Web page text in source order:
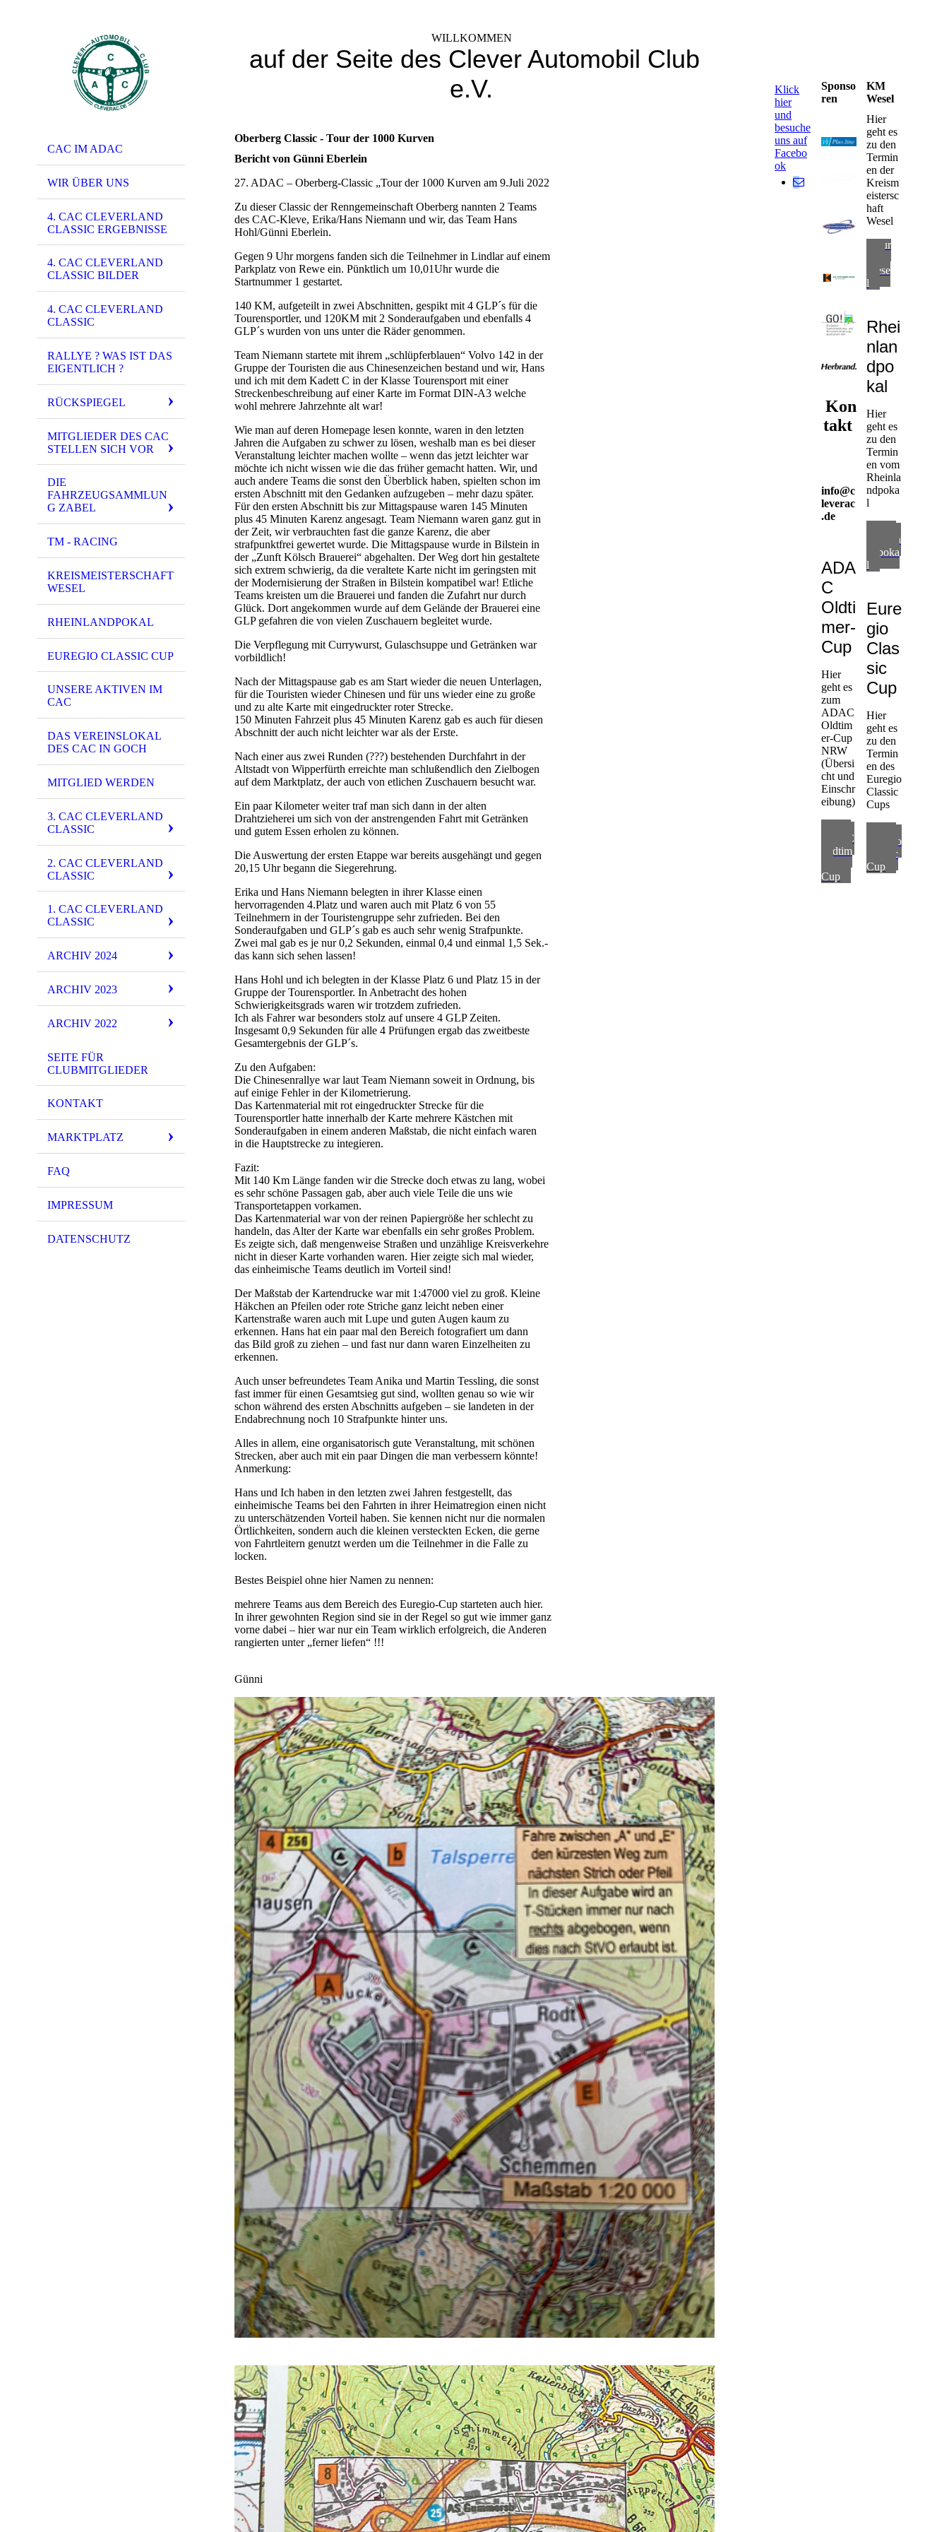
CAC IM ADAC
WIR ÜBER UNS
4. CAC CLEVERLAND
CLASSIC ERGEBNISSE
4. CAC CLEVERLAND
CLASSIC BILDER
4. CAC CLEVERLAND
CLASSIC
RALLYE ? WAS IST DAS
EIGENTLICH ?
RÜCKSPIEGEL
MITGLIEDER DES CAC
STELLEN SICH VOR
DIE
FAHRZEUGSAMMLUN
G ZABEL
TM - RACING
KREISMEISTERSCHAFT
WESEL
RHEINLANDPOKAL
EUREGIO CLASSIC CUP
UNSERE AKTIVEN IM
CAC
DAS VEREINSLOKAL
DES CAC IN GOCH
MITGLIED WERDEN
3. CAC CLEVERLAND
CLASSIC
2. CAC CLEVERLAND
CLASSIC
1. CAC CLEVERLAND
CLASSIC
ARCHIV 2024
ARCHIV 2023
ARCHIV 2022
SEITE FÜR
CLUBMITGLIEDER
KONTAKT
MARKTPLATZ
FAQ
IMPRESSUM
DATENSCHUTZ
WILLKOMMEN
auf der Seite des Clever Automobil Club
e.V.
Oberberg Classic - Tour der 1000 Kurven
Bericht von Günni Eberlein
27. ADAC – Oberberg-Classic „Tour der 1000 Kurven am 9.Juli 2022
Zu dieser Classic der Renngemeinschaft Oberberg nannten 2 Teams
des CAC-Kleve, Erika/Hans Niemann und wir, das Team Hans
Hohl/Günni Eberlein.
Gegen 9 Uhr morgens fanden sich die Teilnehmer in Lindlar auf einem
Parkplatz von Rewe ein. Pünktlich um 10,01Uhr wurde die
Startnummer 1 gestartet.
140 KM, aufgeteilt in zwei Abschnitten, gespikt mit 4 GLP´s für die
Tourensportler, und 120KM mit 2 Sonderaufgaben und ebenfalls 4
GLP´s wurden von uns unter die Räder genommen.
Team Niemann startete mit ihrem „schlüpferblauen“ Volvo 142 in der
Gruppe der Touristen die aus Chinesenzeichen bestand und wir, Hans
und ich mit dem Kadett C in der Klasse Tourensport mit einer
Streckenbeschreibung auf einer Karte im Format DIN-A3 welche
wohl mehrere Jahrzehnte alt war!
Wie man auf deren Homepage lesen konnte, waren in den letzten
Jahren die Aufgaben zu schwer zu lösen, weshalb man es bei dieser
Veranstaltung leichter machen wollte – wenn das jetzt leichter war
möchte ich nicht wissen wie die das früher gemacht hatten. Wir, und
auch andere Teams die sonst den Überblick haben, spielten schon im
ersten Abschnitt mit den Gedanken aufzugeben – mehr dazu später.
Für den ersten Abschnitt bis zur Mittagspause waren 145 Minuten
plus 45 Minuten Karenz angesagt. Team Niemann waren ganz gut in
der Zeit, wir verbrauchten fast die ganze Karenz, die aber
strafpunktfrei gewertet wurde. Die Mittagspause wurde in Bilstein in
der „Zunft Kölsch Brauerei“ abgehalten. Der Weg dort hin gestaltete
sich extrem schwierig, da die veraltete Karte nicht im geringsten mit
der Modernisierung der Straßen in Bilstein kompatibel war! Etliche
Teams kreisten um die Brauerei und fanden die Zufahrt nur durch
Glück. Dort angekommen wurde auf dem Gelände der Brauerei eine
GLP gefahren die von vielen Zuschauern begleitet wurde.
Die Verpflegung mit Currywurst, Gulaschsuppe und Getränken war
vorbildlich!
Nach der Mittagspause gab es am Start wieder die neuen Unterlagen,
für die Touristen wieder Chinesen und für uns wieder eine zu große
und zu alte Karte mit eingedruckter roter Strecke.
150 Minuten Fahrzeit plus 45 Minuten Karenz gab es auch für diesen
Abschnitt der auch nicht leichter war als der Erste.
Nach einer aus zwei Runden (???) bestehenden Durchfahrt in der
Altstadt von Wipperfürth erreichte man schlußendlich den Zielbogen
auf dem Marktplatz, der auch von etlichen Zuschauern besucht war.
Ein paar Kilometer weiter traf man sich dann in der alten
Drahtzieherei um sich von der anstrengenden Fahrt mit Getränken
und gutem Essen erholen zu können.
Die Auswertung der ersten Etappe war bereits ausgehängt und gegen
20,15 Uhr begann die Siegerehrung.
Erika und Hans Niemann belegten in ihrer Klasse einen
hervorragenden 4.Platz und waren auch mit Platz 6 von 55
Teilnehmern in der Touristengruppe sehr zufrieden. Bei den
Sonderaufgaben und GLP´s gab es auch sehr wenig Strafpunkte.
Zwei mal gab es je nur 0,2 Sekunden, einmal 0,4 und einmal 1,5 Sek.-
das kann sich sehen lassen!
Hans Hohl und ich belegten in der Klasse Platz 6 und Platz 15 in der
Gruppe der Tourensportler. In Anbetracht des hohen
Schwierigkeitsgrads waren wir trotzdem zufrieden.
Ich als Fahrer war besonders stolz auf unsere 4 GLP Zeiten.
Insgesamt 0,9 Sekunden für alle 4 Prüfungen ergab das zweitbeste
Gesamtergebnis der GLP´s.
Zu den Aufgaben:
Die Chinesenrallye war laut Team Niemann soweit in Ordnung, bis
auf einige Fehler in der Kilometrierung.
Das Kartenmaterial mit rot eingedruckter Strecke für die
Tourensportler hatte innerhalb der Karte mehrere Kästchen mit
Sonderaufgaben in einem anderen Maßstab, die nicht einfach waren
in die Hauptstrecke zu integieren.
Fazit:
Mit 140 Km Länge fanden wir die Strecke doch etwas zu lang, wobei
es sehr schöne Passagen gab, aber auch viele Teile die uns wie
Transportetappen vorkamen.
Das Kartenmaterial war von der reinen Papiergröße her schlecht zu
handeln, das Alter der Karte war ebenfalls ein sehr großes Problem.
Es zeigte sich, daß mengenweise Straßen und unzählige Kreisverkehre
nicht in dieser Karte vorhanden waren. Hier zeigte sich mal wieder,
das einheimische Teams deutlich im Vorteil sind!
Der Maßstab der Kartendrucke war mit 1:47000 viel zu groß. Kleine
Häkchen an Pfeilen oder rote Striche ganz leicht neben einer
Kartenstraße waren auch mit Lupe und guten Augen kaum zu
erkennen. Hans hat ein paar mal den Bereich fotografiert um dann
das Bild groß zu ziehen – und fast nur dann waren Einzelheiten zu
erkennen.
Auch unser befreundetes Team Anika und Martin Tessling, die sonst
fast immer für einen Gesamtsieg gut sind, wollten genau so wie wir
schon während des ersten Abschnitts aufgeben – sie landeten in der
Endabrechnung noch 10 Strafpunkte hinter uns.
Alles in allem, eine organisatorisch gute Veranstaltung, mit schönen
Strecken, aber auch mit ein paar Dingen die man verbessern könnte!
Anmerkung:
Hans und Ich haben in den letzten zwei Jahren festgestellt, das
einheimische Teams bei den Fahrten in ihrer Heimatregion einen nicht
zu unterschätzenden Vorteil haben. Sie kennen nicht nur die normalen
Örtlichkeiten, sondern auch die kleinen versteckten Ecken, die gerne
von Fahrtleitern genutzt werden um die Teilnehmer in die Falle zu
locken.
Bestes Beispiel ohne hier Namen zu nennen:
mehrere Teams aus dem Bereich des Euregio-Cup starteten auch hier.
In ihrer gewohnten Region sind sie in der Regel so gut wie immer ganz
vorne dabei – hier war nur ein Team wirklich erfolgreich, die Anderen
rangierten unter „ferner liefen“ !!!
Günni
Klick
hier
und
besuche
uns auf
Facebo
ok
Sponso
ren
Kon
takt
info@c
leverac
.de
ADA
C
Oldti
mer-
Cup
Hier
geht es
zum
ADAC
Oldtim
er-Cup
NRW
(Übersi
cht und
Einschr
eibung)
ADAC
Oldtim
Cup
KM
Wesel
Hier
geht es
zu den
Termin
en der
Kreism
eistersc
haft
Wesel
zur
Wese
l
Rhei
nlan
dpo
kal
Hier
geht es
zu den
Termin
en vom
Rheinla
ndpoka
l
Rheinla
ndpoka
l
Eure
gio
Clas
sic
Cup
Hier
geht es
zu den
Termin
en des
Euregio
Classic
Cups
Euregio
Classic
Cup